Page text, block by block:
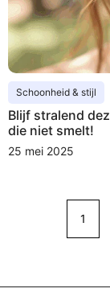
Schoonheid & stijl
Blijf stralend
die niet smelt!
25 mei 2025
1